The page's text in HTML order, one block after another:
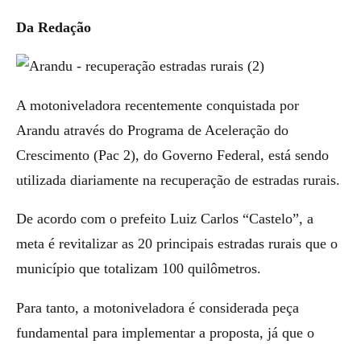
Da Redação
A motoniveladora recentemente conquistada por
Arandu através do Programa de Aceleração do
Crescimento (Pac 2), do Governo Federal, está sendo
utilizada diariamente na recuperação de estradas rurais.
De acordo com o prefeito Luiz Carlos “Castelo”, a
meta é revitalizar as 20 principais estradas rurais que o
município que totalizam 100 quilômetros.
Para tanto, a motoniveladora é considerada peça
fundamental para implementar a proposta, já que o